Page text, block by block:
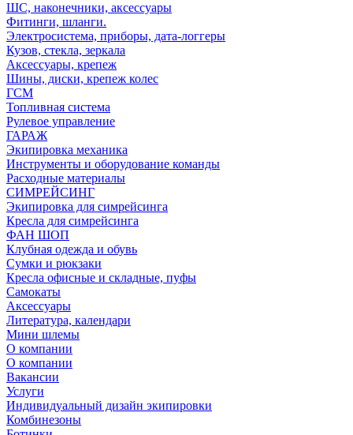
ШС, наконечники, аксессуары
Фитинги, шланги.
Электросистема, приборы, дата-логгеры
Кузов, стекла, зеркала
Аксессуары, крепеж
Шины, диски, крепеж колес
ГСМ
Топливная система
Рулевое управление
ГАРАЖ
Экипировка механика
Инструменты и оборудование команды
Расходные материалы
СИМРЕЙСИНГ
Экипировка для симрейсинга
Кресла для симрейсинга
ФАН ШОП
Клубная одежда и обувь
Сумки и рюкзаки
Кресла офисные и складные, пуфы
Самокаты
Аксессуары
Литература, календари
Мини шлемы
О компании
О компании
Вакансии
Услуги
Индивидуальный дизайн экипировки
Комбинезоны